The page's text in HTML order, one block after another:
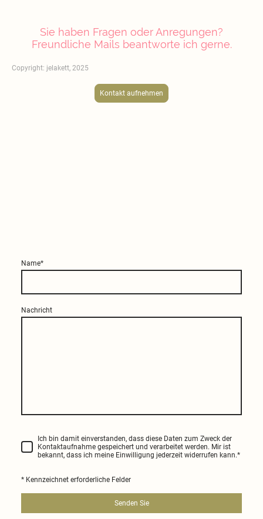
Sie haben Fragen oder Anregungen?
Freundliche Mails beantworte ich gerne.
Copyright: jelakett, 2025
Kontakt aufnehmen
Name*
Nachricht
Ich bin damit einverstanden, dass diese Daten zum Zweck der
Kontaktaufnahme gespeichert und verarbeitet werden. Mir ist
bekannt, dass ich meine Einwilligung jederzeit widerrufen kann.*
* Kennzeichnet erforderliche Felder
Senden Sie